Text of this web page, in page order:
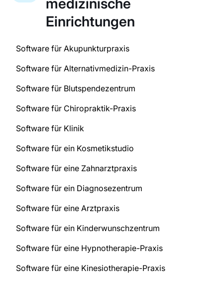
medizinische
Einrichtungen
Software für Akupunkturpraxis
Software für Alternativmedizin-Praxis
Software für Blutspendezentrum
Software für Chiropraktik-Praxis
Software für Klinik
Software für ein Kosmetikstudio
Software für eine Zahnarztpraxis
Software für ein Diagnosezentrum
Software für eine Arztpraxis
Software für ein Kinderwunschzentrum
Software für eine Hypnotherapie-Praxis
Software für eine Kinesiotherapie-Praxis